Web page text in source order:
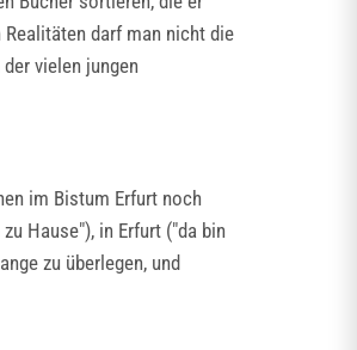
darf man nicht die
vielen jungen
im Bistum Erfurt noch
Hause"), in Erfurt ("da bin
zu überlegen, und